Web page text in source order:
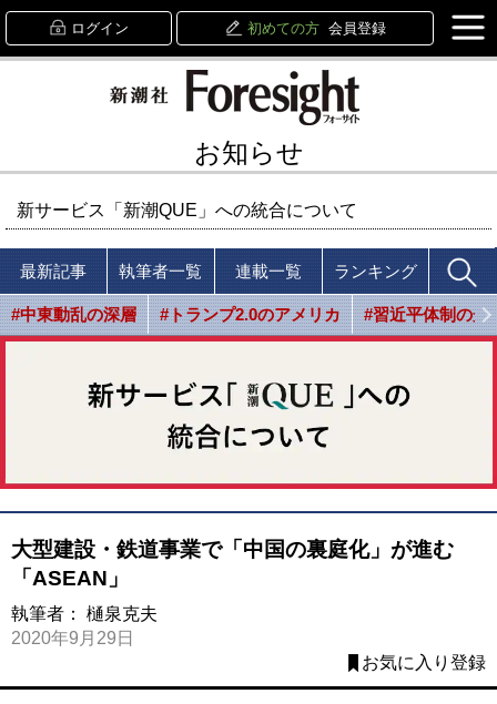
ログイン 初めての方 会員登録
お知らせ
新サービス「新潮QUE」への統合について
最新記事 執筆者一覧 連載一覧 ランキング
#中東動乱の深層 #トランプ2.0のアメリカ #習近平体制の光
大型建設・鉄道事業で「中国の裏庭化」が進む
「ASEAN」
執筆者： 樋泉克夫
2020年9月29日
お気に入り登録